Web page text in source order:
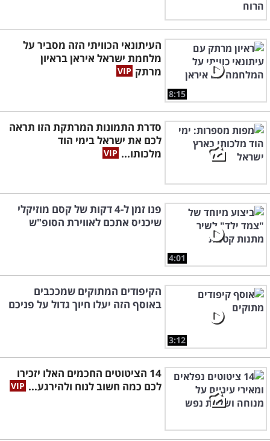
8:15
העיתונאי הכוויתי הזה מסביר על
מלחמת ישראל איראן בראיון
מרתק
סדרת התמונות המרתקת הזו תראה
לכם את ישראל בימי הוד
מלכותו...
4:01
פנו זמן ל-4 דקות של קסם מוזיקלי
שיכניס אתכם לאווירת הסופ"ש
3:12
הקיפודים המתוקים שמככבים
באוסף הזה יעלו חיוך גדול על פניכם
14 הציטוטים החכמים האלו יזכירו
לכם כמה חשוב לנוח ולהירגע...